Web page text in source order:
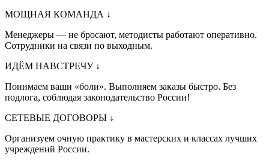
МОЩНАЯ КОМАНДА ↓
Менеджеры — не бросают, методисты работают оперативно.
Сотрудники на связи по выходным.
ИДЁМ НАВСТРЕЧУ ↓
Понимаем ваши «боли». Выполняем заказы быстро. Без
подлога, соблюдая законодательство России!
СЕТЕВЫЕ ДОГОВОРЫ ↓
Организуем очную практику в мастерских и классах лучших
учреждений России.